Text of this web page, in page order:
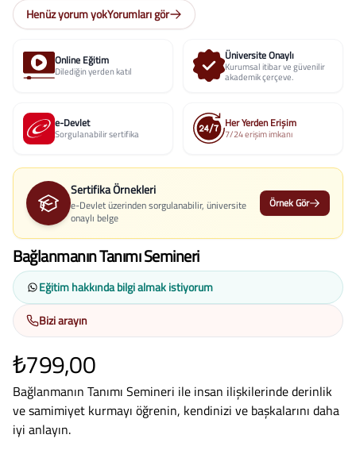
Henüz yorum yokYorumları gör
Online Eğitim
Dilediğin yerden katıl
Üniversite Onaylı
Kurumsal itibar ve güvenilir
akademik çerçeve.
e-Devlet
Sorgulanabilir sertifika
Her Yerden Erişim
7/24 erişim imkanı
Sertifika Örnekleri
e-Devlet üzerinden sorgulanabilir, üniversite
onaylı belge
Örnek Gör
Bağlanmanın Tanımı Semineri
Eğitim hakkında bilgi almak istiyorum
Bizi arayın
₺799,00
Bağlanmanın Tanımı Semineri ile insan ilişkilerinde derinlik
ve samimiyet kurmayı öğrenin, kendinizi ve başkalarını daha
iyi anlayın.